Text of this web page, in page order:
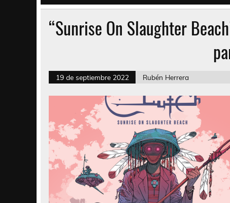
“Sunrise On Slaughter
19 de septiembre 2022 Rubén Herrera